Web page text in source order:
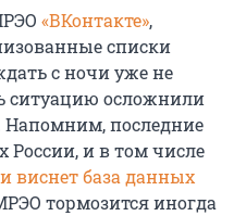
«ВКонтакте»,
списки
с ночи уже не
ситуацию осложнили
последние
России, и в том числе
виснет база данных
тормозится иногда